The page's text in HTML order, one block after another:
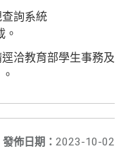
詢系統
。
洽教育部學生事務及
發佈日期： 2023-10-02